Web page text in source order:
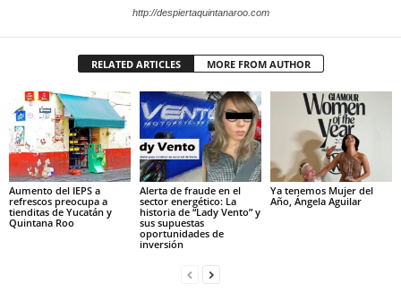
http://despiertaquintanaroo.com
RELATED ARTICLES MORE FROM AUTHOR
Aumento del IEPS a
refrescos preocupa a
tienditas de Yucatán y
Quintana Roo
Alerta de fraude en el
sector energético: La
historia de “Lady Vento” y
sus supuestas
oportunidades de
inversión
Ya tenemos Mujer del
Año, Ángela Aguilar